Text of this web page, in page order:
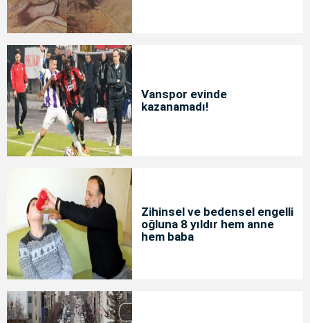
Vanspor evinde
kazanamadı!
Zihinsel ve bedensel engelli
oğluna 8 yıldır hem anne
hem baba